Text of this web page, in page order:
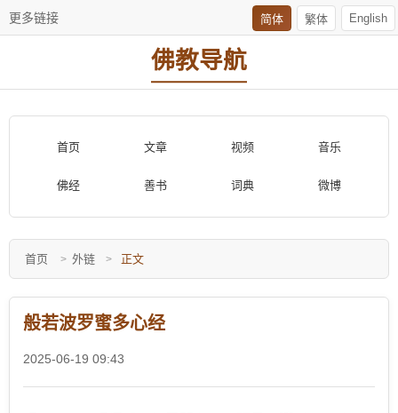
更多链接 简体 繁体 English
佛教导航
首页 文章 视频 音乐
佛经 善书 词典 微博
首页 外链 正文
般若波罗蜜多心经
2025-06-19 09:43